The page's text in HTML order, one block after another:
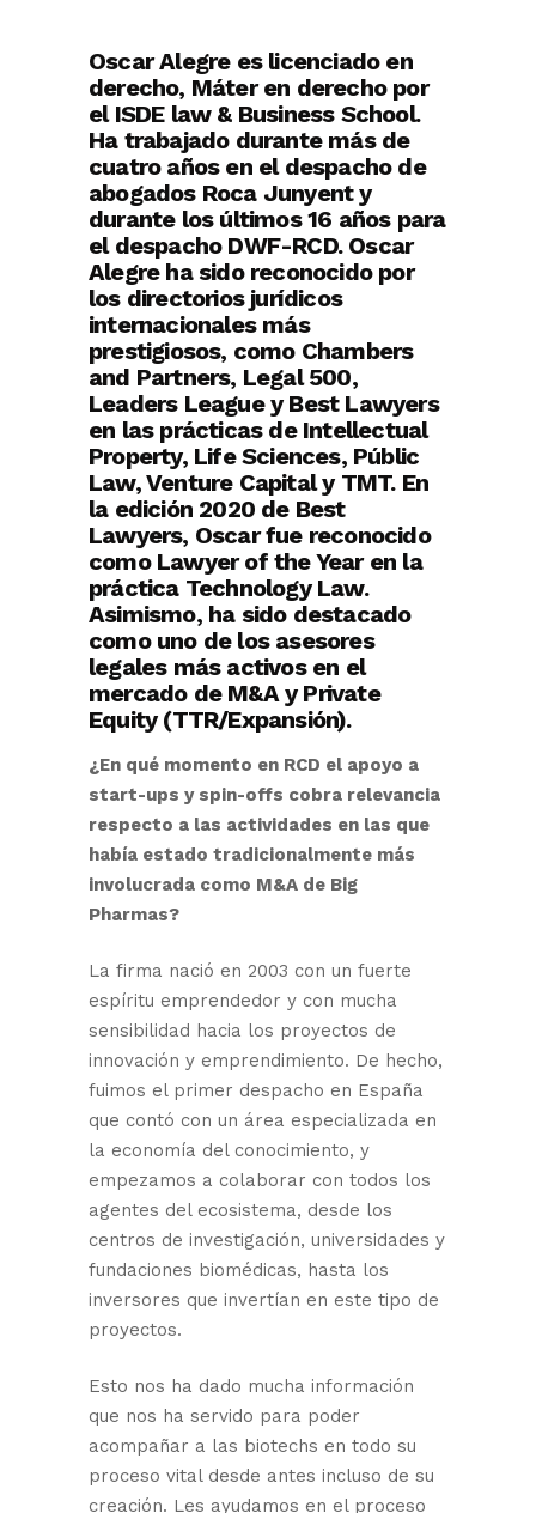
Oscar Alegre es licenciado en
derecho, Máter en derecho por
el ISDE law & Business School.
Ha trabajado durante más de
cuatro años en el despacho de
abogados Roca Junyent y
durante los últimos 16 años para
el despacho DWF-RCD. Oscar
Alegre ha sido reconocido por
los directorios jurídicos
internacionales más
prestigiosos, como Chambers
and Partners, Legal 500,
Leaders League y Best Lawyers
en las prácticas de Intellectual
Property, Life Sciences, Públic
Law, Venture Capital y TMT. En
la edición 2020 de Best
Lawyers, Oscar fue reconocido
como Lawyer of the Year en la
práctica Technology Law.
Asimismo, ha sido destacado
como uno de los asesores
legales más activos en el
mercado de M&A y Private
Equity (TTR/Expansión).
¿En qué momento en RCD el apoyo a
start-ups y spin-offs cobra relevancia
respecto a las actividades en las que
había estado tradicionalmente más
involucrada como M&A de Big
Pharmas?
La firma nació en 2003 con un fuerte
espíritu emprendedor y con mucha
sensibilidad hacia los proyectos de
innovación y emprendimiento. De hecho,
fuimos el primer despacho en España
que contó con un área especializada en
la economía del conocimiento, y
empezamos a colaborar con todos los
agentes del ecosistema, desde los
centros de investigación, universidades y
fundaciones biomédicas, hasta los
inversores que invertían en este tipo de
proyectos.
Esto nos ha dado mucha información
que nos ha servido para poder
acompañar a las biotechs en todo su
proceso vital desde antes incluso de su
creación. Les ayudamos en el proceso